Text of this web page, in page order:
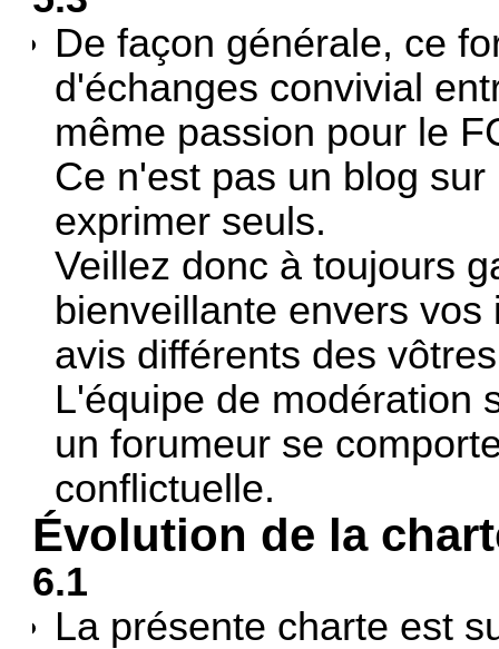
De façon générale, ce
d'échanges convivial
même passion pour le
Ce n'est pas un blog
exprimer seuls.
Veillez donc à toujours
bienveillante envers
avis différents des
L'équipe de modération
un forumeur se
conflictuelle.
Évolution de la
6.1
La présente charte est